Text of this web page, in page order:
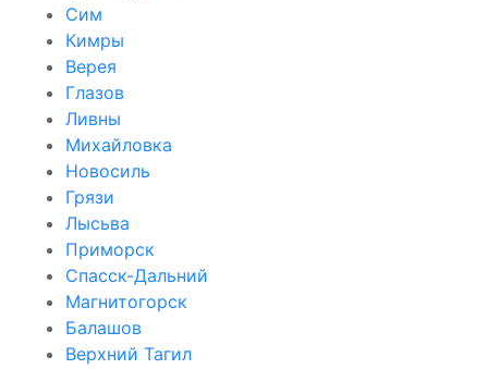
Сим
Кимры
Верея
Глазов
Ливны
Михайловка
Новосиль
Грязи
Лысьва
Приморск
Спасск-Дальний
Магнитогорск
Балашов
Верхний Тагил